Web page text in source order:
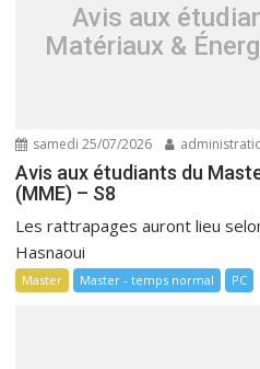
Avis aux
Matériaux &
samedi 25/07/2026
Avis aux étudiants du
(MME) – S8
Les rattrapages auront lieu
Hasnaoui
Master Master - temps normal PC